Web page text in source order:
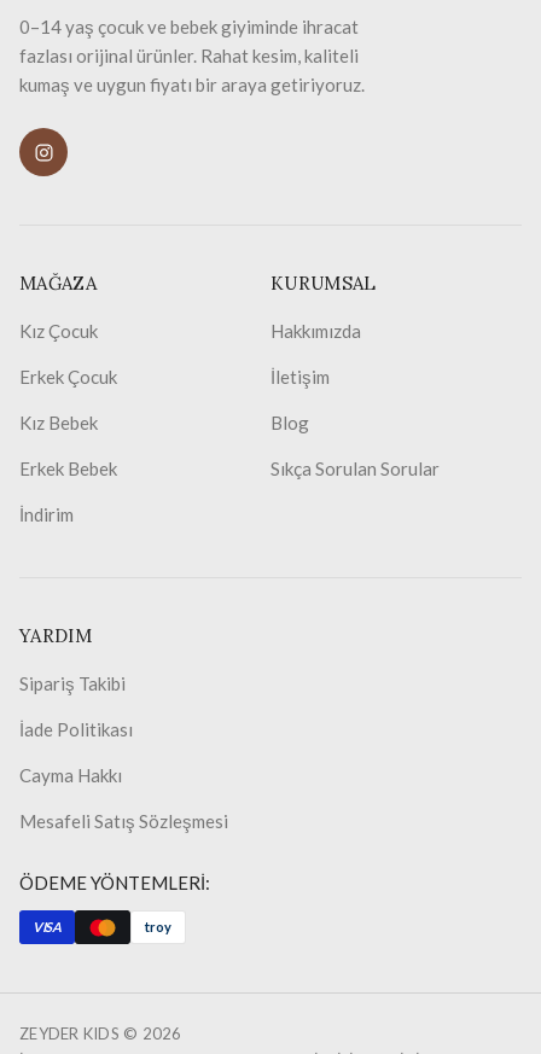
0–14 yaş çocuk ve bebek giyiminde ihracat
fazlası orijinal ürünler. Rahat kesim, kaliteli
kumaş ve uygun fiyatı bir araya getiriyoruz.
MAĞAZA
Kız Çocuk
Erkek Çocuk
Kız Bebek
Erkek Bebek
İndirim
KURUMSAL
Hakkımızda
İletişim
Blog
Sıkça Sorulan Sorular
YARDIM
Sipariş Takibi
İade Politikası
Cayma Hakkı
Mesafeli Satış Sözleşmesi
ÖDEME YÖNTEMLERİ:
VISA troy
ZEYDER KIDS © 2026